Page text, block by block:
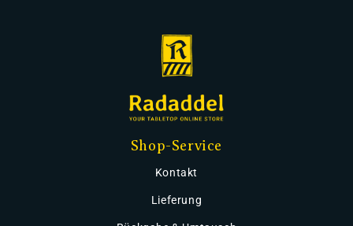
Shop-Service
Kontakt
Lieferung